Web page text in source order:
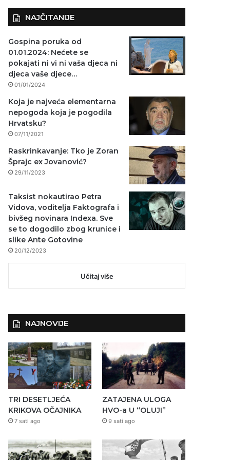
NAJČITANIJE
Gospina poruka od
01.01.2024: Nećete se
pokajati ni vi ni vaša djeca ni
djeca vaše djece…
01/01/2024
Koja je najveća elementarna
nepogoda koja je pogodila
Hrvatsku?
07/11/2021
Raskrinkavanje: Tko je Zoran
Šprajc ex Jovanović?
29/11/2023
Taksist nokautirao Petra
Vidova, voditelja Faktografa i
bivšeg novinara Indexa. Sve
se to dogodilo zbog krunice i
slike Ante Gotovine
20/12/2023
Učitaj više
NAJNOVIJE
TRI DESETLJEĆA
KRIKOVA OČAJNIKA
7 sati ago
ZATAJENA ULOGA
HVO-a U “OLUJI”
9 sati ago